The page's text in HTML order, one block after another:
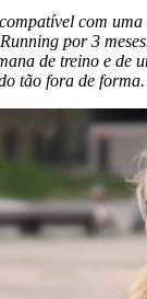
com
por 3
de treino e
tão fora de